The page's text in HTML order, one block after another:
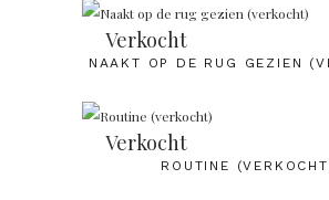
Verkocht
NAAKT OP DE RUG GEZIEN
Verkocht
ROUTINE